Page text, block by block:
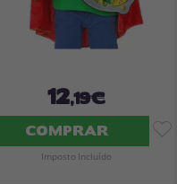
12,19€
COMPRAR
Imposto Incluído